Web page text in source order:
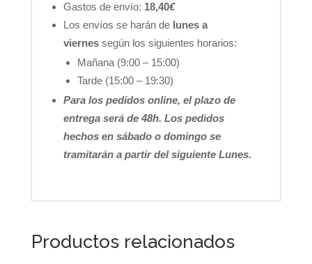
Gastos de envío: 18,40€
Los envíos se harán de lunes a
viernessegún los siguientes horarios:
Mañana (9:00 – 15:00)
Tarde (15:00 – 19:30)
Para los pedidos online, el plazo de
entrega será de 48h. Los pedidos
hechos en sábado o domingo se
tramitarán a partir del siguiente Lunes.
Productos relacionados